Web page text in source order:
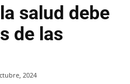
salud debe
de las
2024